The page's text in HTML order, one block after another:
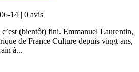
14 | 0 avis
(bientôt) fini. Emmanuel Laurentin,
de France Culture depuis vingt ans,
à...